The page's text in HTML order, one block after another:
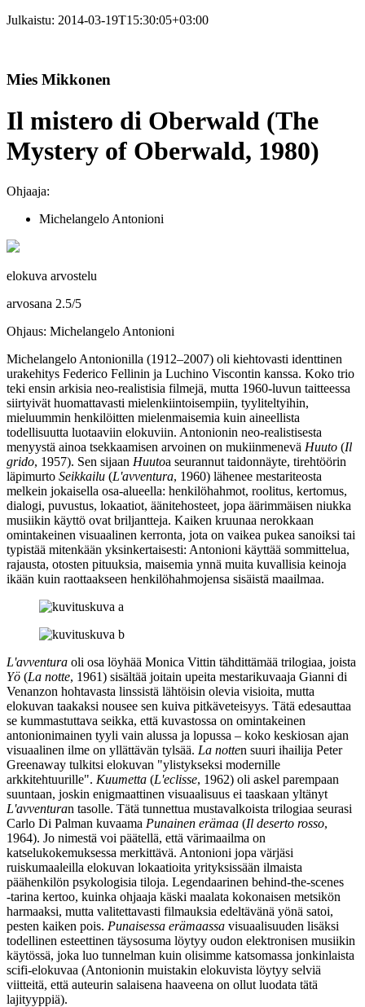
Julkaistu: 2014-03-19T15:30:05+03:00
Mies Mikkonen
Il mistero di Oberwald (The
Mystery of Oberwald, 1980)
Ohjaaja:
Michelangelo Antonioni
elokuva arvostelu
arvosana 2.5/5
Ohjaus: Michelangelo Antonioni
Michelangelo Antonionilla (1912–2007) oli kiehtovasti identtinen
urakehitys Federico Fellinin ja Luchino Viscontin kanssa. Koko trio
teki ensin arkisia neo‑realistisia filmejä, mutta 1960‑luvun taitteessa
siirtyivät huomattavasti mielenkiintoisempiin, tyyliteltyihin,
mieluummin henkilöitten mielenmaisemia kuin aineellista
todellisuutta luotaaviin elokuviin. Antonionin neo‑realistisesta
menyystä ainoa tsekkaamisen arvoinen on mukiinmenevä Huuto (Il
grido, 1957). Sen sijaan Huutoa seurannut taidonnäyte, tirehtöörin
läpimurto Seikkailu (L'avventura, 1960) lähenee mestariteosta
melkein jokaisella osa‑alueella: henkilöhahmot, roolitus, kertomus,
dialogi, puvustus, lokaatiot, äänitehosteet, jopa äärimmäisen niukka
musiikin käyttö ovat briljantteja. Kaiken kruunaa nerokkaan
omintakeinen visuaalinen kerronta, jota on vaikea pukea sanoiksi tai
typistää mitenkään yksinkertaisesti: Antonioni käyttää sommittelua,
rajausta, otosten pituuksia, maisemia ynnä muita kuvallisia keinoja
ikään kuin raottaakseen henkilöhahmojensa sisäistä maailmaa.
L'avventura oli osa löyhää Monica Vittin tähdittämää trilogiaa, joista
Yö (La notte, 1961) sisältää joitain upeita mestarikuvaaja Gianni di
Venanzon hohtavasta linssistä lähtöisin olevia visioita, mutta
elokuvan taakaksi nousee sen kuiva pitkäveteisyys. Tätä edesauttaa
se kummastuttava seikka, että kuvastossa on omintakeinen
antonionimainen tyyli vain alussa ja lopussa – koko keskiosan ajan
visuaalinen ilme on yllättävän tylsää. La notten suuri ihailija Peter
Greenaway tulkitsi elokuvan "ylistykseksi modernille
arkkitehtuurille". Kuumetta (L'eclisse, 1962) oli askel parempaan
suuntaan, joskin enigmaattinen visuaalisuus ei taaskaan yltänyt
L'avventuran tasolle. Tätä tunnettua mustavalkoista trilogiaa seurasi
Carlo Di Palman kuvaama Punainen erämaa (Il deserto rosso,
1964). Jo nimestä voi päätellä, että värimaailma on
katselukokemuksessa merkittävä. Antonioni jopa värjäsi
ruiskumaaleilla elokuvan lokaatioita yrityksissään ilmaista
päähenkilön psykologisia tiloja. Legendaarinen behind-the-scenes
‑tarina kertoo, kuinka ohjaaja käski maalata kokonaisen metsikön
harmaaksi, mutta valitettavasti filmauksia edeltävänä yönä satoi,
pesten kaiken pois. Punaisessa erämaassa visuaalisuuden lisäksi
todellinen esteettinen täysosuma löytyy oudon elektronisen musiikin
käytössä, joka luo tunnelman kuin olisimme katsomassa jonkinlaista
scifi-elokuvaa (Antonionin muistakin elokuvista löytyy selviä
viitteitä, että auteurin salaisena haaveena on ollut luodata tätä
lajityyppiä).